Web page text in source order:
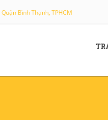
Bình Thạnh, TPHCM